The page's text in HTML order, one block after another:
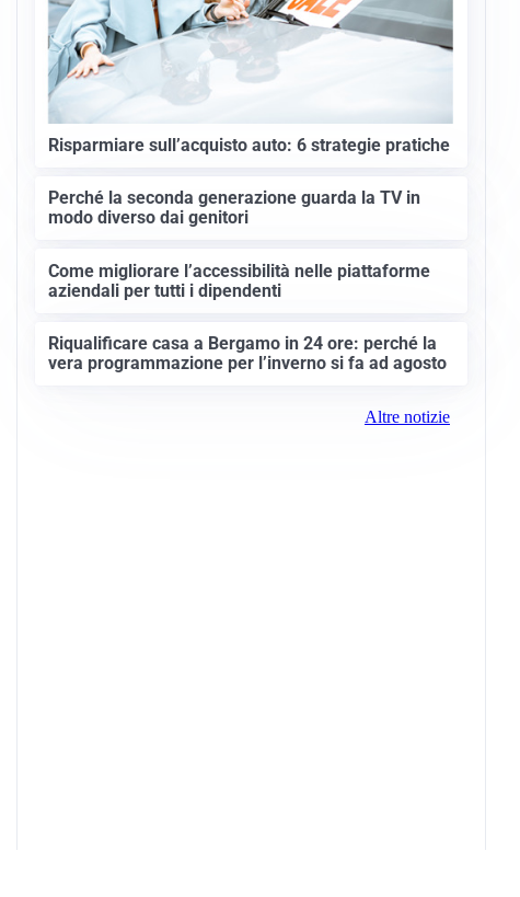
Risparmiare sull’acquisto auto: 6 strategie pratiche
Perché la seconda generazione guarda la TV in
modo diverso dai genitori
Come migliorare l’accessibilità nelle piattaforme
aziendali per tutti i dipendenti
Riqualificare casa a Bergamo in 24 ore: perché la
vera programmazione per l’inverno si fa ad agosto
Altre notizie